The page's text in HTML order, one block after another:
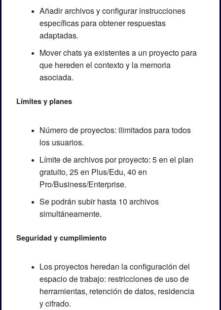
Añadir archivos y configurar instrucciones
específicas para obtener respuestas
adaptadas.
Mover chats ya existentes a un proyecto para
que hereden el contexto y la memoria
asociada.
Límites y planes
Número de proyectos: ilimitados para todos
los usuarios.
Límite de archivos por proyecto: 5 en el plan
gratuito, 25 en Plus/Edu, 40 en
Pro/Business/Enterprise.
Se podrán subir hasta 10 archivos
simultáneamente.
Seguridad y cumplimiento
Los proyectos heredan la configuración del
espacio de trabajo: restricciones de uso de
herramientas, retención de datos, residencia
y cifrado.